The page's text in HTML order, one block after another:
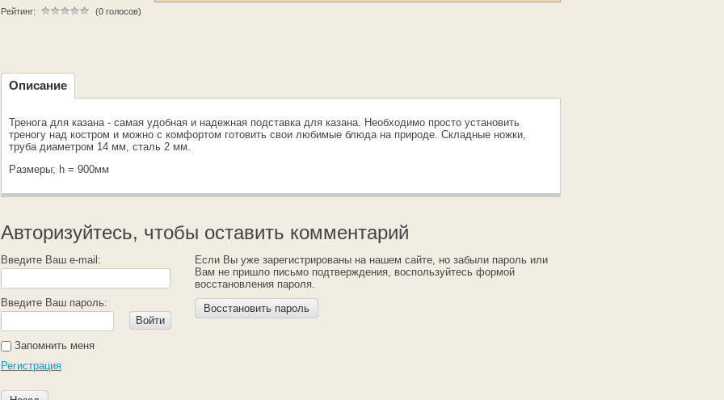
Рейтинг: (0 голосов)
Описание
Тренога для казана - самая удобная и надежная подставка для казана. Необходимо просто установить
треногу над костром и можно с комфортом готовить свои любимые блюда на природе. Складные ножки,
труба диаметром 14 мм, сталь 2 мм.
Размеры; h = 900мм
Авторизуйтесь, чтобы оставить комментарий
Введите Ваш e-mail:
Введите Ваш пароль:
Войти
Запомнить меня
Регистрация
Если Вы уже зарегистрированы на нашем сайте, но забыли пароль или
Вам не пришло письмо подтверждения, воспользуйтесь формой
восстановления пароля.
Восстановить пароль